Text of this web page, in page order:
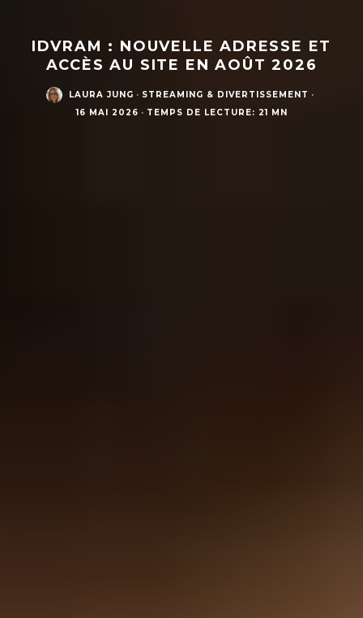
IDVRAM : NOUVELLE ADRESSE ET
ACCÈS AU SITE EN AOÛT 2026
LAURA JUNG · STREAMING & DIVERTISSEMENT ·
16 MAI 2026 · TEMPS DE LECTURE: 21 MN